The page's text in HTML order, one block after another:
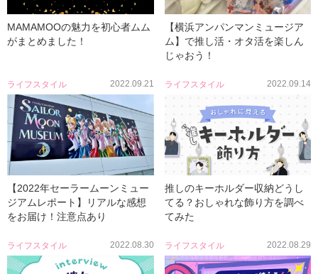
MAMAMOOの魅力を初心者ムム
がまとめました！
【横浜アンパンマンミュージア
ム】で推し活・オタ活を楽しん
じゃおう！
ライフスタイル 2022.09.21
【2022年セーラームーンミュー
ジアムレポート】リアルな感想
をお届け！注意点あり
ライフスタイル 2022.09.14
推しのキーホルダー収納どうし
てる？おしゃれな飾り方を調べ
てみた
ライフスタイル 2022.08.30 ライフスタイル 2022.08.29